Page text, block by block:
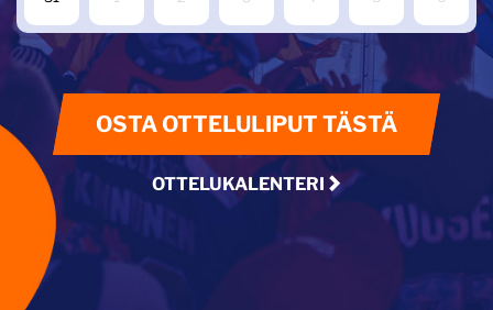
OSTA OTTELULIPUT TÄSTÄ
OTTELUKALENTERI